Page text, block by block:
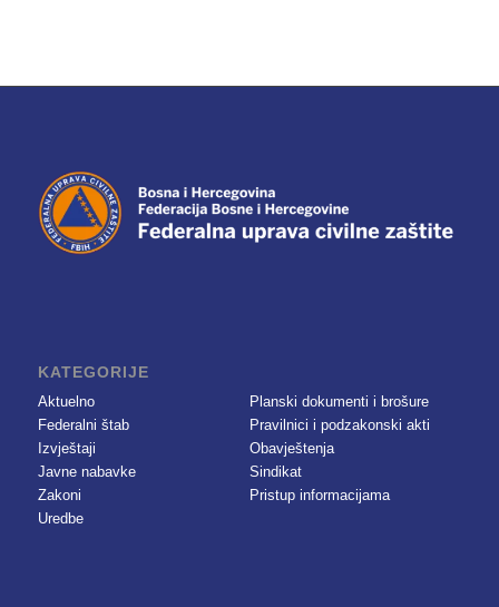
KATEGORIJE
Aktuelno
Federalni štab
Izvještaji
Javne nabavke
Zakoni
Uredbe
Planski dokumenti i brošure
Pravilnici i podzakonski akti
Obavještenja
Sindikat
Pristup informacijama